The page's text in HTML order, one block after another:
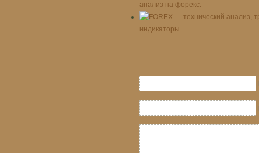
анализ на форекс.
индикаторы